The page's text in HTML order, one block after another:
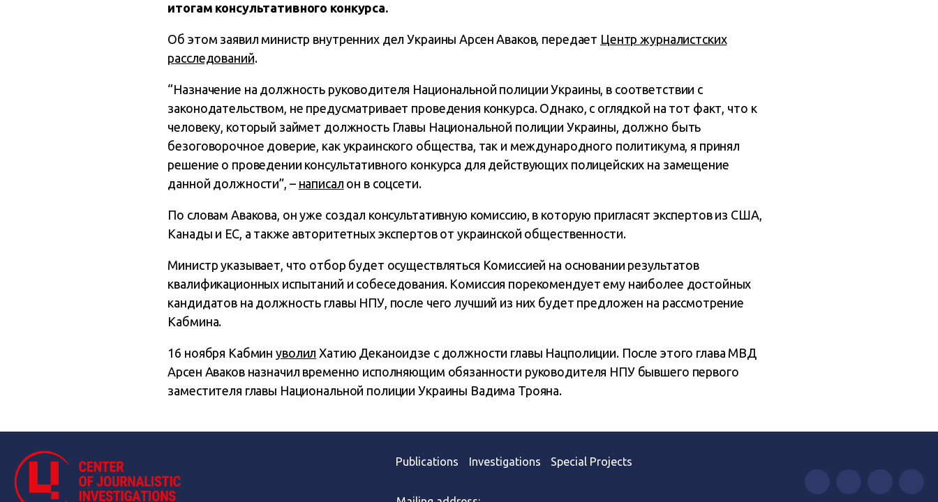
итогам консультативного конкурса.
Об этом заявил министр внутренних дел Украины Арсен Аваков, передает Центр журналистских
расследований.
“Назначение на должность руководителя Национальной полиции Украины, в соответствии с
законодательством, не предусматривает проведения конкурса. Однако, с оглядкой на тот факт, что к
человеку, который займет должность Главы Национальной полиции Украины, должно быть
безоговорочное доверие, как украинского общества, так и международного политикума, я принял
решение о проведении консультативного конкурса для действующих полицейских на замещение
данной должности”, – написал он в соцсети.
По словам Авакова, он уже создал консультативную комиссию, в которую пригласят экспертов из США,
Канады и ЕС, а также авторитетных экспертов от украинской общественности.
Министр указывает, что отбор будет осуществляться Комиссией на основании результатов
квалификационных испытаний и собеседования. Комиссия порекомендует ему наиболее достойных
кандидатов на должность главы НПУ, после чего лучший из них будет предложен на рассмотрение
Кабмина.
16 ноября Кабминуволил Хатию Деканоидзе с должности главы Нацполиции. После этого глава МВД
Арсен Аваков назначил временно исполняющим обязанности руководителя НПУ бывшего первого
заместителя главы Национальной полиции Украины Вадима Трояна.
Publications Investigations Special Projects